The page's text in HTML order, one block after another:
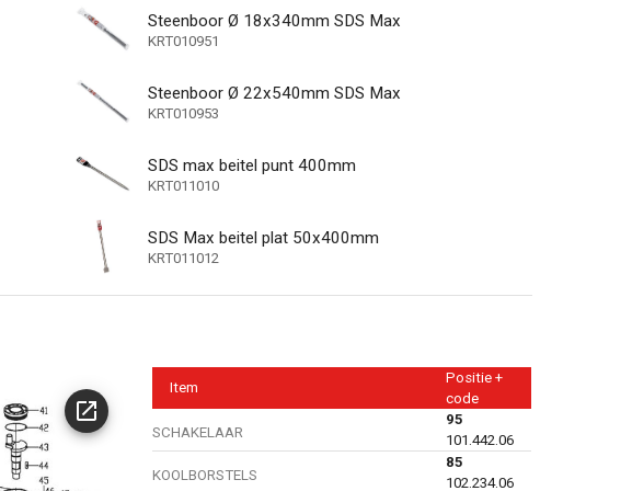
BMC (blaasgevormde koffer)
Steenboor Ø 18x340mm SDS Max
KRT010951
Steenboor Ø 22x540mm SDS Max
KRT010953
SDS max beitel punt 400mm
KRT011010
SDS Max beitel plat 50x400mm
KRT011012
Item
Positie +
code
SCHAKELAAR
95
101.442.06
KOOLBORSTELS
85
102.234.06